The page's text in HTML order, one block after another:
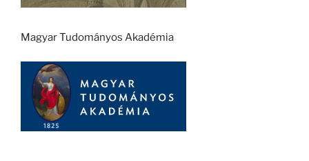
Magyar Tudományos Akadémia